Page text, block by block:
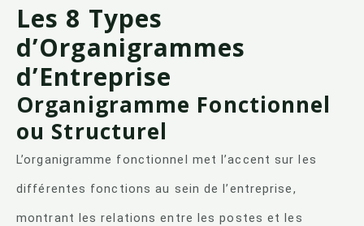
Les 8 Types
d’Organigrammes
d’Entreprise
Organigramme Fonctionnel
ou Structurel
L’organigramme fonctionnel met l’accent sur les
différentes fonctions au sein de l’entreprise,
montrant les relations entre les postes et les